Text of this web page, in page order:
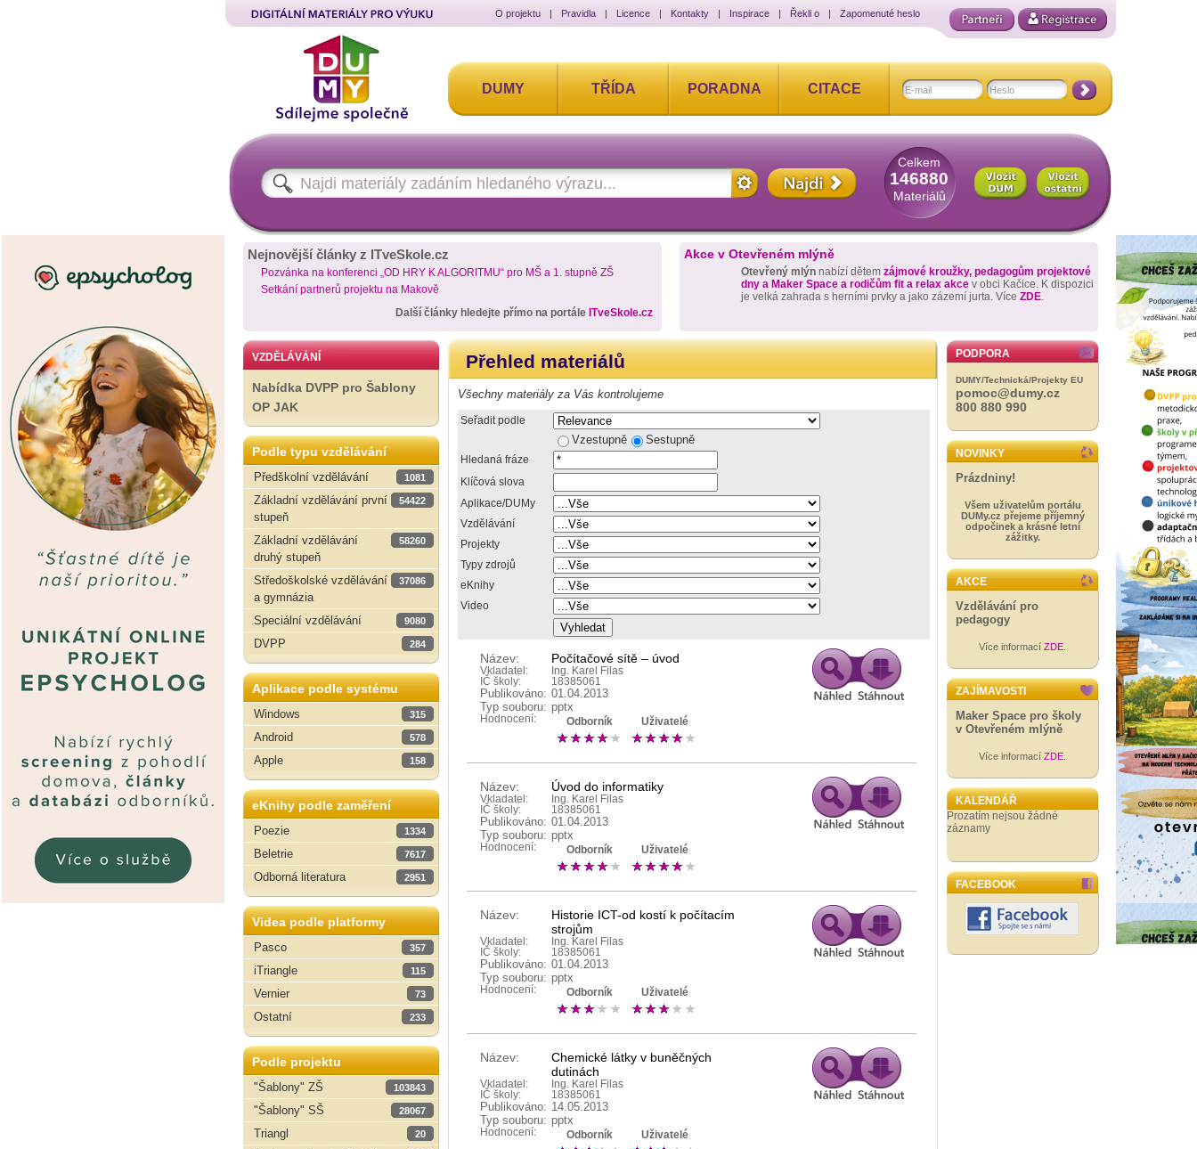
O projektu | Pravidla | Licence | Kontakty | Inspirace | Řekli o | Zapomenuté heslo
DUMY TŘÍDA PORADNA CITACE
Celkem
146880
Materiálů
Nejnovější články z ITveSkole.cz
Pozvánka na konferenci „OD HRY K ALGORITMU“ pro MŠ a 1. stupně ZŠ
Setkání partnerů projektu na Makově
Další články hledejte přímo na portále ITveSkole.cz
Akce v Otevřeném mlýně
Otevřený mlýn nabízí dětem zájmové kroužky, pedagogům projektové
dny a Maker Space a rodičům fit a relax akce v obci Kačice. K dispozici
je velká zahrada s herními prvky a jako zázemí jurta. Více ZDE.
VZDĚLÁVÁNÍ
Nabídka DVPP pro Šablony
OP JAK
Podle typu vzdělávání
Předškolní vzdělávání
1081
Základní vzdělávání první
stupeň
54422
Základní vzdělávání
druhý stupeň
58260
Středoškolské vzdělávání
a gymnázia
37086
Speciální vzdělávání 9080
DVPP 284
Aplikace podle systému
Windows
315
Android 578
Apple 158
eKnihy podle zaměření
Poezie
1334
Beletrie 7617
Odborná literatura 2951
Videa podle platformy
Pasco
357
iTriangle 115
Vernier 73
Ostatní 233
Podle projektu
"Šablony" ZŠ
103843
"Šablony" SŠ 28067
Triangl 20
Přehled materiálů
Všechny materiály za Vás kontrolujeme
Seřadit podle
Vzestupně Sestupně
Hledaná fráze
Klíčová slova
Aplikace/DUMy
Vzdělávání
Projekty
Typy zdrojů
eKnihy
Video
Název: Počítačové sítě – úvod
Vkladatel:
Ing. Karel Filas
IČ školy:
18385061
Publikováno: 01.04.2013
Typ souboru: pptx
Hodnocení: Odborník Uživatelé
Název: Úvod do informatiky
Vkladatel:
Ing. Karel Filas
IČ školy:
18385061
Publikováno: 01.04.2013
Typ souboru: pptx
Hodnocení: Odborník Uživatelé
Název:
Historie ICT-od kostí k počítacím
strojům
Vkladatel:
Ing. Karel Filas
IČ školy:
18385061
Publikováno: 01.04.2013
Typ souboru: pptx
Hodnocení: Odborník Uživatelé
Název:
Chemické látky v buněčných
dutinách
Vkladatel:
Ing. Karel Filas
IČ školy:
18385061
Publikováno: 14.05.2013
Typ souboru: pptx
Hodnocení: Odborník Uživatelé
PODPORA
DUMY/Technická/Projekty EU
pomoc@dumy.cz
800 880 990
NOVINKY
Prázdniny!
Všem uživatelům portálu
DUMy.cz přejeme příjemný
odpočinek a krásné letní
zážitky.
AKCE
Vzdělávání pro
pedagogy
Více informací ZDE
ZAJÍMAVOSTI
Maker Space pro školy
v Otevřeném mlýně
Více informací ZDE
KALENDÁŘ
Prozatím nejsou žádné
záznamy
FACEBOOK